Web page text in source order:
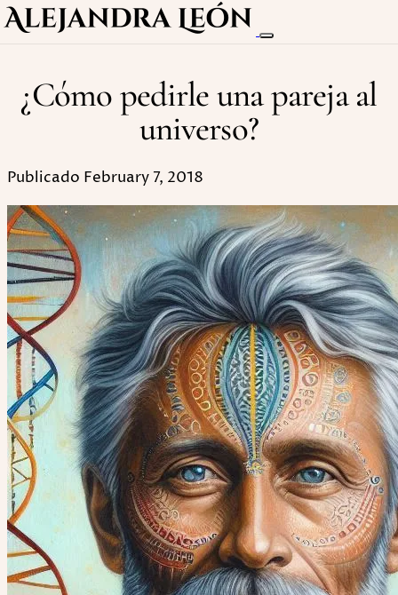
¿Cómo pedirle una pareja al
universo?
Publicado February 7, 2018